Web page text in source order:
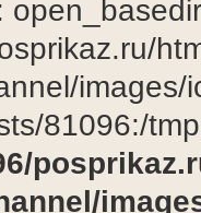
81096:/